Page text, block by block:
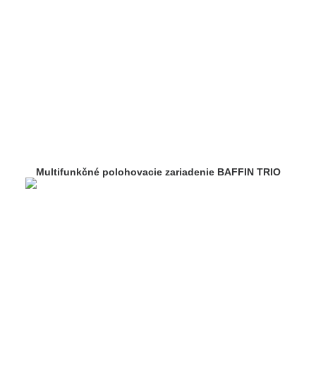
Multifunkčné polohovacie zariadenie BAFFIN TRIO